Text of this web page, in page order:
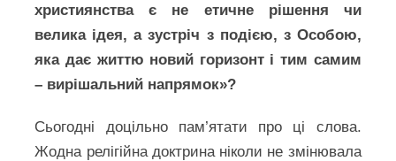
християнства є не етичне рішення чи
велика ідея, а зустріч з подією, з Особою,
яка дає життю новий горизонт і тим самим
– вирішальний напрямок»?
Сьогодні доцільно пам’ятати про ці слова.
Жодна релігійна доктрина ніколи не змінювала